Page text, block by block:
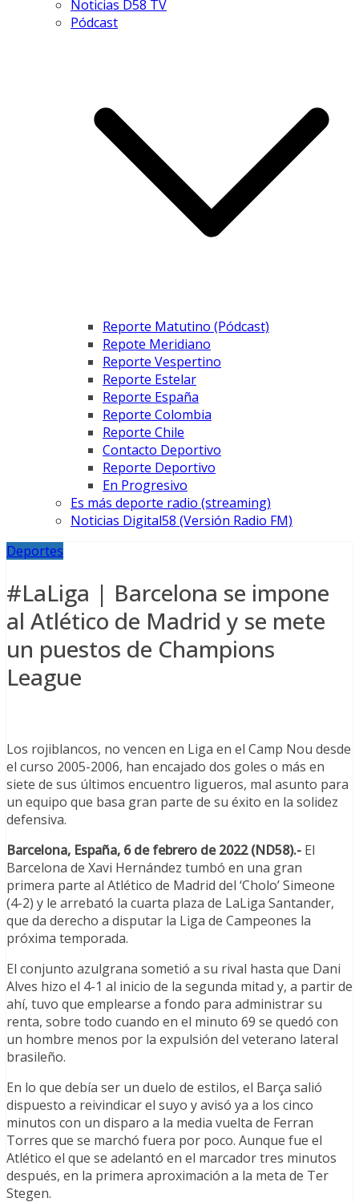
Noticias D58 TV
Pódcast
Reporte Matutino (Pódcast)
Repote Meridiano
Reporte Vespertino
Reporte Estelar
Reporte España
Reporte Colombia
Reporte Chile
Contacto Deportivo
Reporte Deportivo
En Progresivo
Es más deporte radio (streaming)
Noticias Digital58 (Versión Radio FM)
Deportes
#LaLiga | Barcelona se impone
al Atlético de Madrid y se mete
un puestos de Champions
League
Los rojiblancos, no vencen en Liga en el Camp Nou desde
el curso 2005-2006, han encajado dos goles o más en
siete de sus últimos encuentro ligueros, mal asunto para
un equipo que basa gran parte de su éxito en la solidez
defensiva.
Barcelona, España, 6 de febrero de 2022 (ND58).- El
Barcelona de Xavi Hernández tumbó en una gran
primera parte al Atlético de Madrid del ‘Cholo’ Simeone
(4-2) y le arrebató la cuarta plaza de LaLiga Santander,
que da derecho a disputar la Liga de Campeones la
próxima temporada.
El conjunto azulgrana sometió a su rival hasta que Dani
Alves hizo el 4-1 al inicio de la segunda mitad y, a partir de
ahí, tuvo que emplearse a fondo para administrar su
renta, sobre todo cuando en el minuto 69 se quedó con
un hombre menos por la expulsión del veterano lateral
brasileño.
En lo que debía ser un duelo de estilos, el Barça salió
dispuesto a reivindicar el suyo y avisó ya a los cinco
minutos con un disparo a la media vuelta de Ferran
Torres que se marchó fuera por poco. Aunque fue el
Atlético el que se adelantó en el marcador tres minutos
después, en la primera aproximación a la meta de Ter
Stegen.